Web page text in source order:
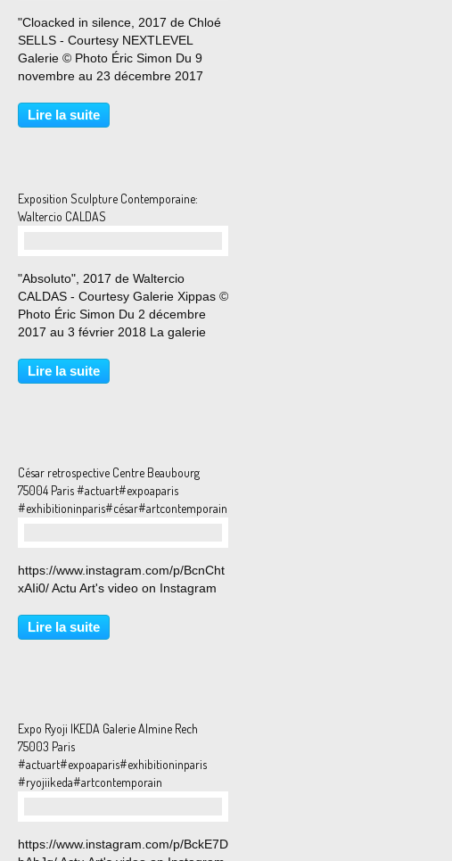
"Cloacked in silence, 2017 de Chloé
SELLS - Courtesy NEXTLEVEL
Galerie © Photo Éric Simon Du 9
novembre au 23 décembre 2017
la première exposition à Paris de
l’artiste américaine Chloe Sells: The
Lire la suite
Exposition Sculpture Contemporaine:
Waltercio CALDAS
"Absoluto", 2017 de Waltercio
CALDAS - Courtesy Galerie Xippas ©
Photo Éric Simon Du 2 décembre
2017 au 3 février 2018 La galerie
exposition personnelle de l’artiste
brésilien Waltercio Caldas, qui
Lire la suite
César retrospective Centre Beaubourg
75004 Paris #actuart#expoaparis
#exhibitioninparis#césar#artcontemporain
https://www.instagram.com/p/BcnCht
xAIi0/ Actu Art's video on Instagram
Lire la suite
Expo Ryoji IKEDA Galerie Almine Rech
75003 Paris
#actuart#expoaparis#exhibitioninparis
#ryojiikeda#artcontemporain
https://www.instagram.com/p/BckE7D